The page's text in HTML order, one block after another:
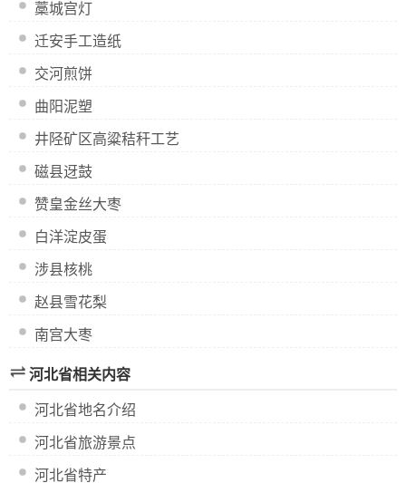
藁城宫灯
迁安手工造纸
交河煎饼
曲阳泥塑
井陉矿区高粱秸秆工艺
磁县迓鼓
赞皇金丝大枣
白洋淀皮蛋
涉县核桃
赵县雪花梨
南宫大枣
河北省相关内容
河北省地名介绍
河北省旅游景点
河北省特产